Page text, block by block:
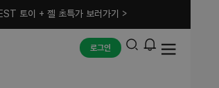
토이 + 젤 초특가 보러가기 >
로그인